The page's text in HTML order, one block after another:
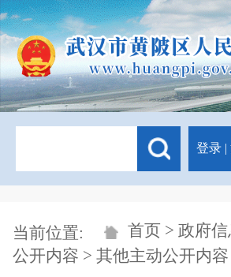
登录 |
当前位置: 首页 > 政府
公开内容 > 其他主动公开内容